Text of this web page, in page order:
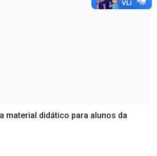
material didático para alunos da